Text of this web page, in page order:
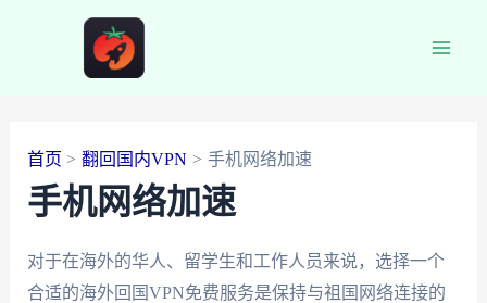
首页 翻回国内VPN 手机网络加速
手机网络加速
对于在海外的华人、留学生和工作人员来说，选择一个
合适的海外回国VPN免费服务是保持与祖国网络连接的